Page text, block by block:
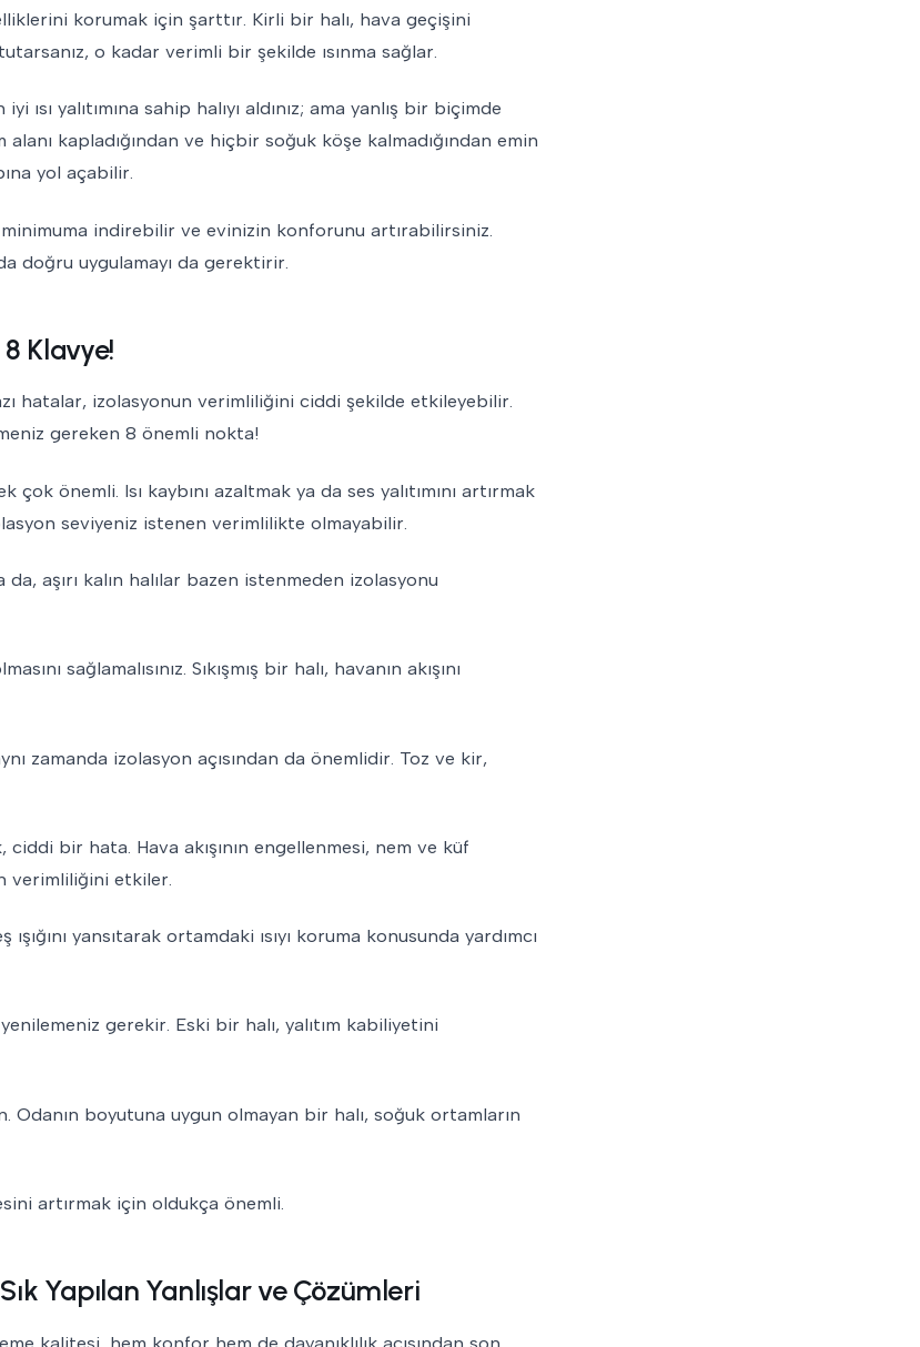
korumak için şarttır. Kirli bir halı, hava geçişini
o kadar verimli bir şekilde ısınma sağlar.
yalıtımına sahip halıyı aldınız; ama yanlış bir biçimde
kapladığından ve hiçbir soğuk köşe kalmadığından emin
yol açabilir.
minimuma indirebilir ve evinizin konforunu artırabilirsiniz.
doğru uygulamayı da gerektirir.
Klavye!
hatalar, izolasyonun verimliliğini ciddi şekilde etkileyebilir.
gereken 8 önemli nokta!
çok önemli. Isı kaybını azaltmak ya da ses yalıtımını artırmak
seviyeniz istenen verimlilikte olmayabilir.
aşırı kalın halılar bazen istenmeden izolasyonu
sağlamalısınız. Sıkışmış bir halı, havanın akışını
zamanda izolasyon açısından da önemlidir. Toz ve kir,
ciddi bir hata. Hava akışının engellenmesi, nem ve küf
verimliliğini etkiler.
yansıtarak ortamdaki ısıyı koruma konusunda yardımcı
gerekir. Eski bir halı, yalıtım kabiliyetini
Odanın boyutuna uygun olmayan bir halı, soğuk ortamların
artırmak için oldukça önemli.
Yapılan Yanlışlar ve Çözümleri
kalitesi, hem konfor hem de dayanıklılık açısından son